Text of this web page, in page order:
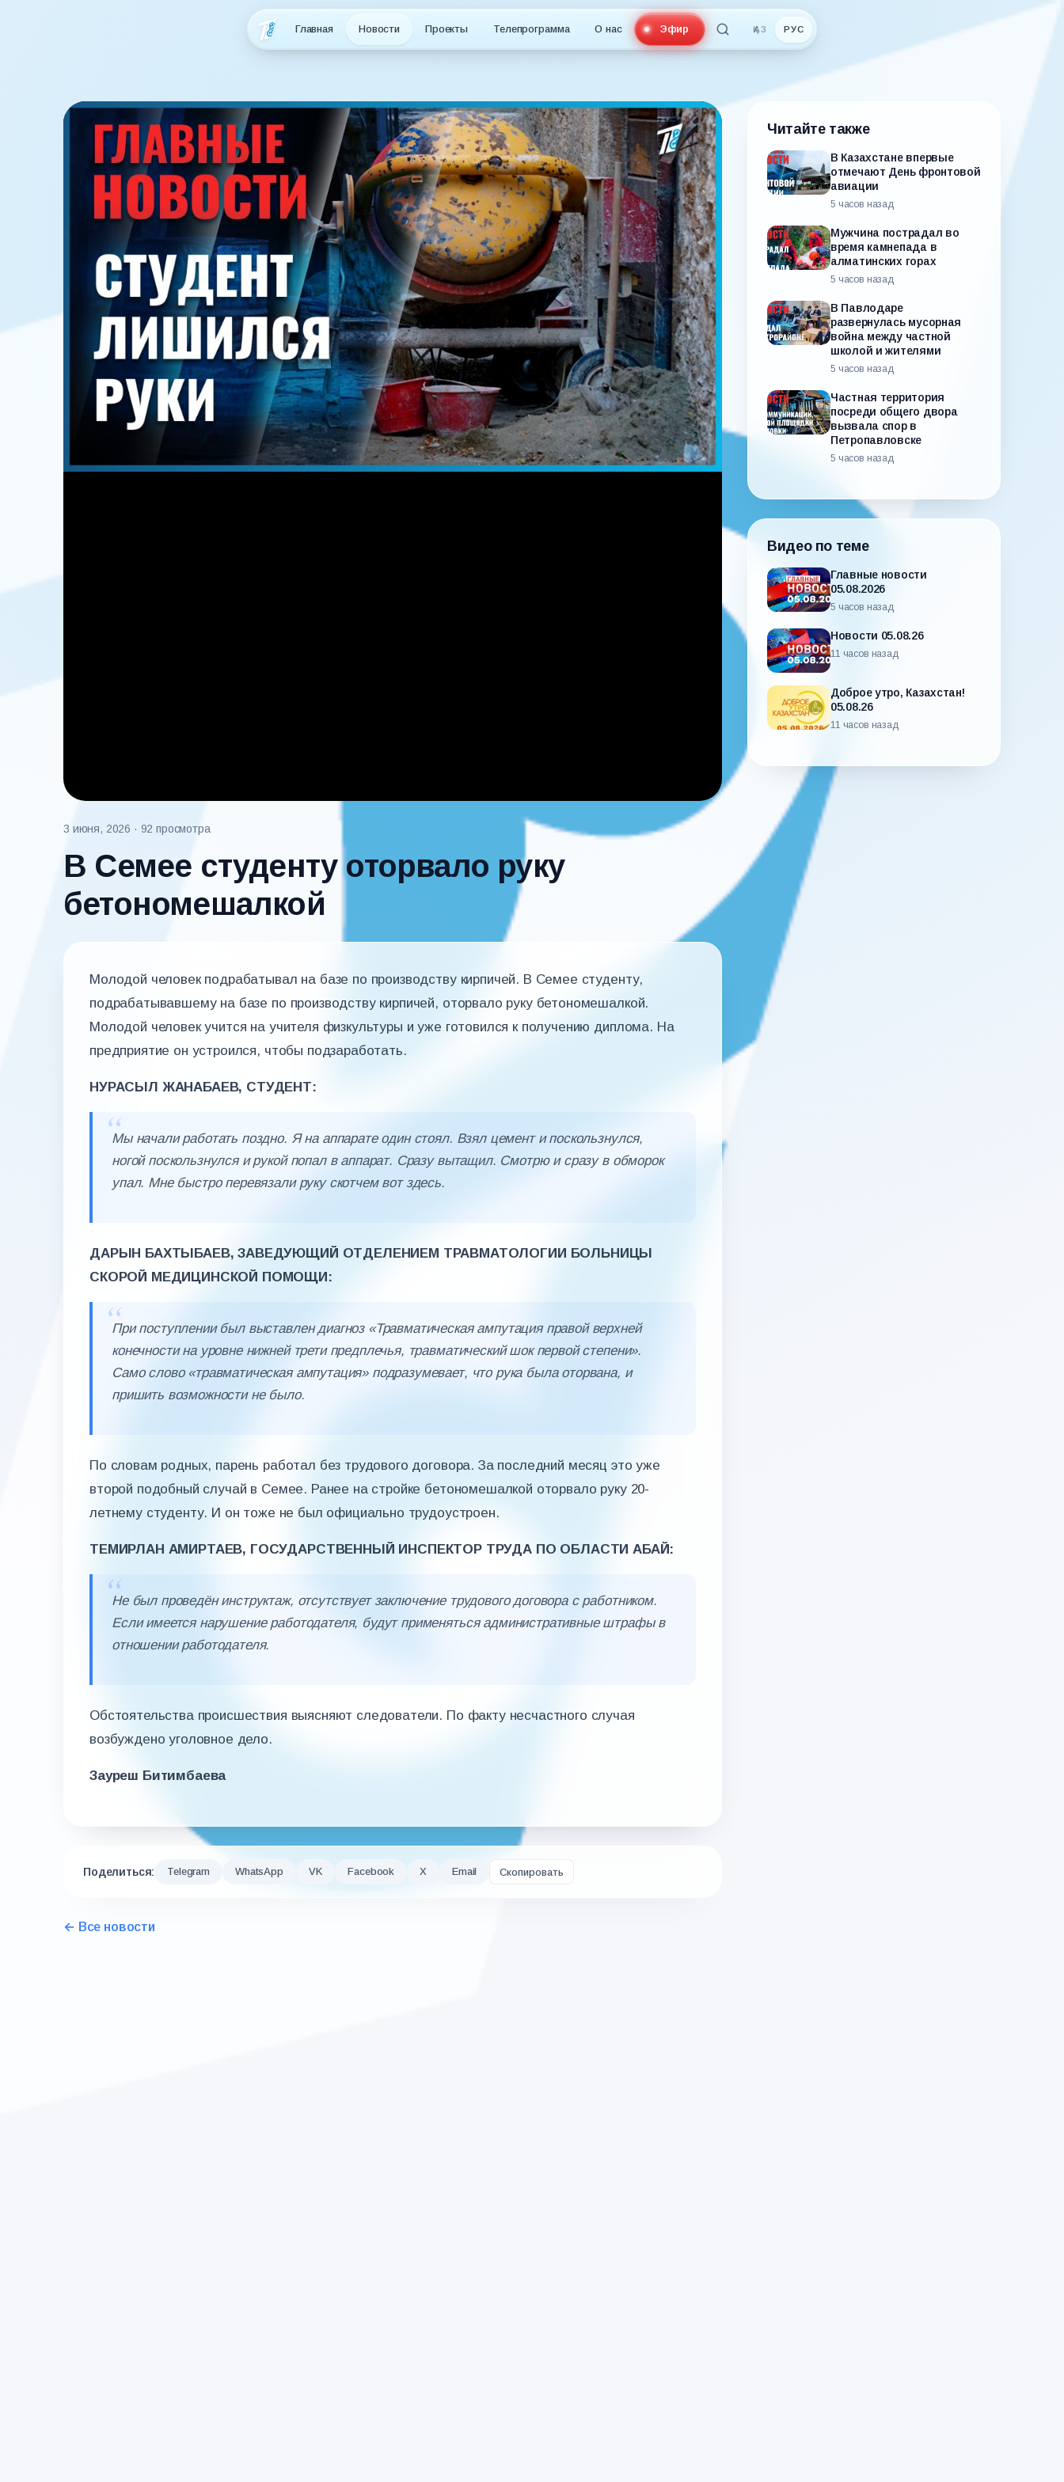
Главная Новости Проекты Телепрограмма О нас Эфир ҚАЗ РУС
3 июня, 2026 · 92 просмотра
В Семее студенту оторвало руку
бетономешалкой
Молодой человек подрабатывал на базе по производству кирпичей. В Семее студенту,
подрабатывавшему на базе по производству кирпичей, оторвало руку бетономешалкой.
Молодой человек учится на учителя физкультуры и уже готовился к получению диплома. На
предприятие он устроился, чтобы подзаработать.
НУРАСЫЛ ЖАНАБАЕВ, СТУДЕНТ:
Мы начали работать поздно. Я на аппарате один стоял. Взял цемент и поскользнулся,
ногой поскользнулся и рукой попал в аппарат. Сразу вытащил. Смотрю и сразу в обморок
упал. Мне быстро перевязали руку скотчем вот здесь.
ДАРЫН БАХТЫБАЕВ, ЗАВЕДУЮЩИЙ ОТДЕЛЕНИЕМ ТРАВМАТОЛОГИИ БОЛЬНИЦЫ
СКОРОЙ МЕДИЦИНСКОЙ ПОМОЩИ:
При поступлении был выставлен диагноз «Травматическая ампутация правой верхней
конечности на уровне нижней трети предплечья, травматический шок первой степени».
Само слово «травматическая ампутация» подразумевает, что рука была оторвана, и
пришить возможности не было.
По словам родных, парень работал без трудового договора. За последний месяц это уже
второй подобный случай в Семее. Ранее на стройке бетономешалкой оторвало руку 20-
летнему студенту. И он тоже не был официально трудоустроен.
ТЕМИРЛАН АМИРТАЕВ, ГОСУДАРСТВЕННЫЙ ИНСПЕКТОР ТРУДА ПО ОБЛАСТИ АБАЙ:
Не был проведён инструктаж, отсутствует заключение трудового договора с работником.
Если имеется нарушение работодателя, будут применяться административные штрафы в
отношении работодателя.
Обстоятельства происшествия выясняют следователи. По факту несчастного случая
возбуждено уголовное дело.
Зауреш Битимбаева
Поделиться: Telegram WhatsApp VK Facebook X Email Скопировать
← Все новости
Читайте также
В Казахстане впервые
отмечают День фронтовой
авиации
5 часов назад
Мужчина пострадал во
время камнепада в
алматинских горах
5 часов назад
В Павлодаре
развернулась мусорная
война между частной
школой и жителями
5 часов назад
Частная территория
посреди общего двора
вызвала спор в
Петропавловске
5 часов назад
Видео по теме
Главные новости
05.08.2026
5 часов назад
Новости 05.08.26
11 часов назад
Доброе утро, Казахстан!
05.08.26
11 часов назад